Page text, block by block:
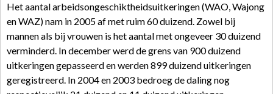
Het aantal arbeidsongeschiktheidsuitkeringen (WAO, Wajong
en WAZ) nam in 2005 af met ruim 60 duizend. Zowel bij
mannen als bij vrouwen is het aantal met ongeveer 30 duizend
verminderd. In december werd de grens van 900 duizend
uitkeringen gepasseerd en werden 899 duizend uitkeringen
geregistreerd. In 2004 en 2003 bedroeg de daling nog